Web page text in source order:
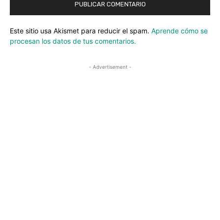
Este sitio usa Akismet para reducir el spam. Aprende cómo se
procesan los datos de tus comentarios.
- Advertisement -